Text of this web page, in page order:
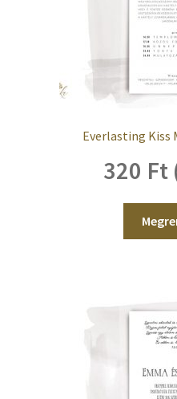
Everlasting Kiss
320 Ft